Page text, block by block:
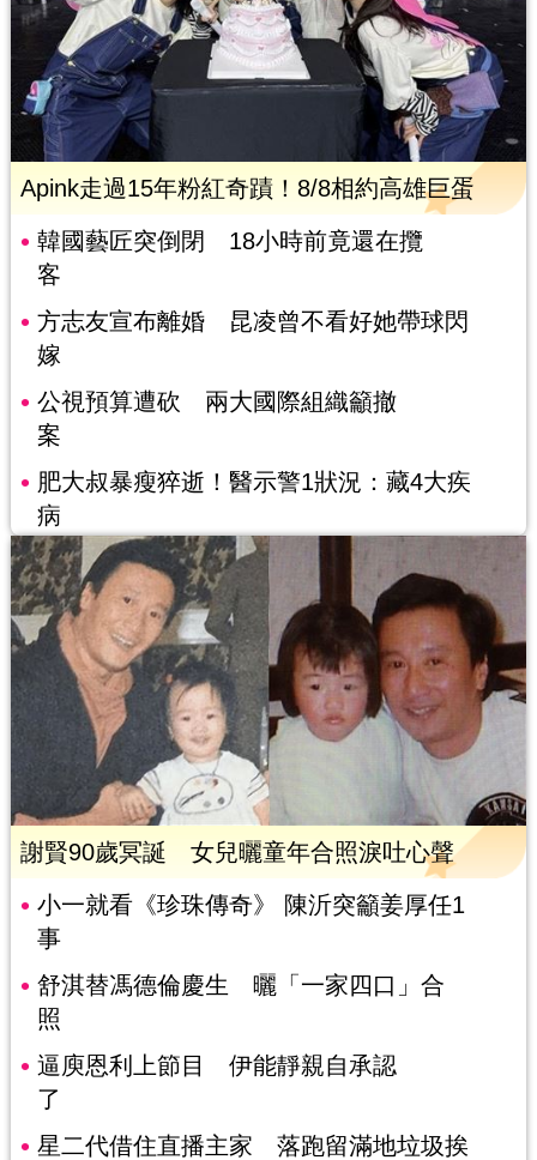
Apink走過15年粉紅奇蹟！8/8相約高雄巨蛋
韓國藝匠突倒閉 18小時前竟還在攬
客
方志友宣布離婚 昆凌曾不看好她帶球閃
嫁
公視預算遭砍 兩大國際組織籲撤
案
肥大叔暴瘦猝逝！醫示警1狀況：藏4大疾
病
謝賢90歲冥誕 女兒曬童年合照淚吐心聲
小一就看《珍珠傳奇》 陳沂突籲姜厚任1
事
舒淇替馮德倫慶生 曬「一家四口」合
照
逼庾恩利上節目 伊能靜親自承認
了
星二代借住直播主家 落跑留滿地垃圾挨